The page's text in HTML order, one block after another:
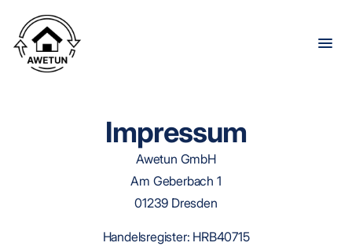
Impressum
Awetun GmbH
Am Geberbach 1
01239 Dresden
Handelsregister: HRB40715